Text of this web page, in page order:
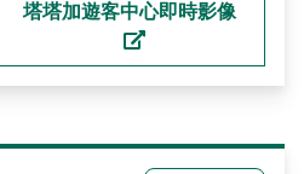
塔塔加遊客中心即時影像